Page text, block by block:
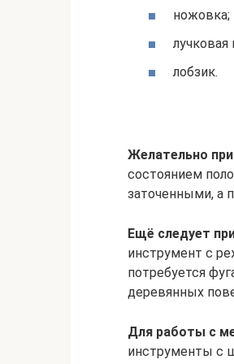
ножовка;
лучковая
лобзик.
Желательно
состоянием
заточенными, а
Ещё следует
инструмент с
потребуется
деревянных
Для работы с
инструменты с